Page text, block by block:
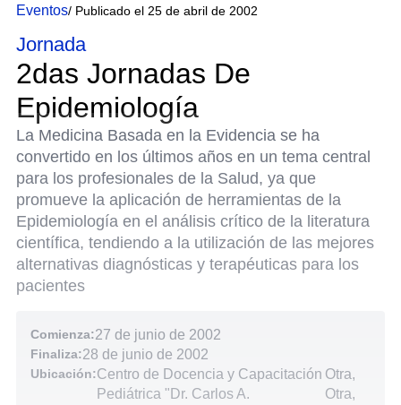
Eventos/ Publicado el 25 de abril de 2002
Jornada
2das Jornadas De
Epidemiología
La Medicina Basada en la Evidencia se ha
convertido en los últimos años en un tema central
para los profesionales de la Salud, ya que
promueve la aplicación de herramientas de la
Epidemiología en el análisis crítico de la literatura
científica, tendiendo a la utilización de las mejores
alternativas diagnósticas y terapéuticas para los
pacientes
Comienza:27 de junio de 2002
Finaliza:28 de junio de 2002
Ubicación:Centro de Docencia y Capacitación
Pediátrica "Dr. Carlos A.
Otra,
Otra,